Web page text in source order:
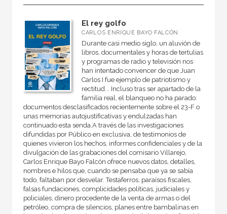
El rey golfo
CARLOS ENRIQUE BAYO FALCÓN
Durante casi medio siglo, un aluvión de
libros, documentales y horas de tertulias
y programas de radio y televisión nos
han intentado convencer de que Juan
Carlos I fue ejemplo de patriotismo y
rectitud... Incluso tras ser apartado de la
familia real, el blanqueo no ha parado:
documentos desclasificados recientemente sobre el 23-F o
unas memorias autojustificativas y endulzadas han
continuado esta senda.A través de las investigaciones
difundidas por Público en exclusiva, de testimonios de
quienes vivieron los hechos, informes confidenciales y de la
divulgación de las grabaciones del comisario Villarejo,
Carlos Enrique Bayo Falcón ofrece nuevos datos, detalles,
nombres e hilos que, cuando se pensaba que ya se sabía
todo, faltaban por desvelar. Testaferros, paraísos fiscales,
falsas fundaciones, complicidades políticas, judiciales y
policiales, dinero procedente de la venta de armas o del
petróleo, compra de silencios, planes entre bambalinas en